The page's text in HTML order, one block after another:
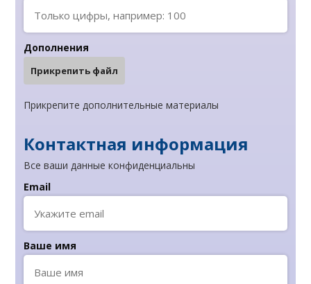
Дополнения
Прикрепить файл
Прикрепите дополнительные материалы
Контактная информация
Все ваши данные конфиденциальны
Email
Ваше имя